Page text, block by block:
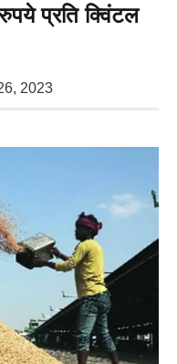
प्रति क्विंटल
2023